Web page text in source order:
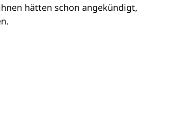
hätten schon angekündigt,